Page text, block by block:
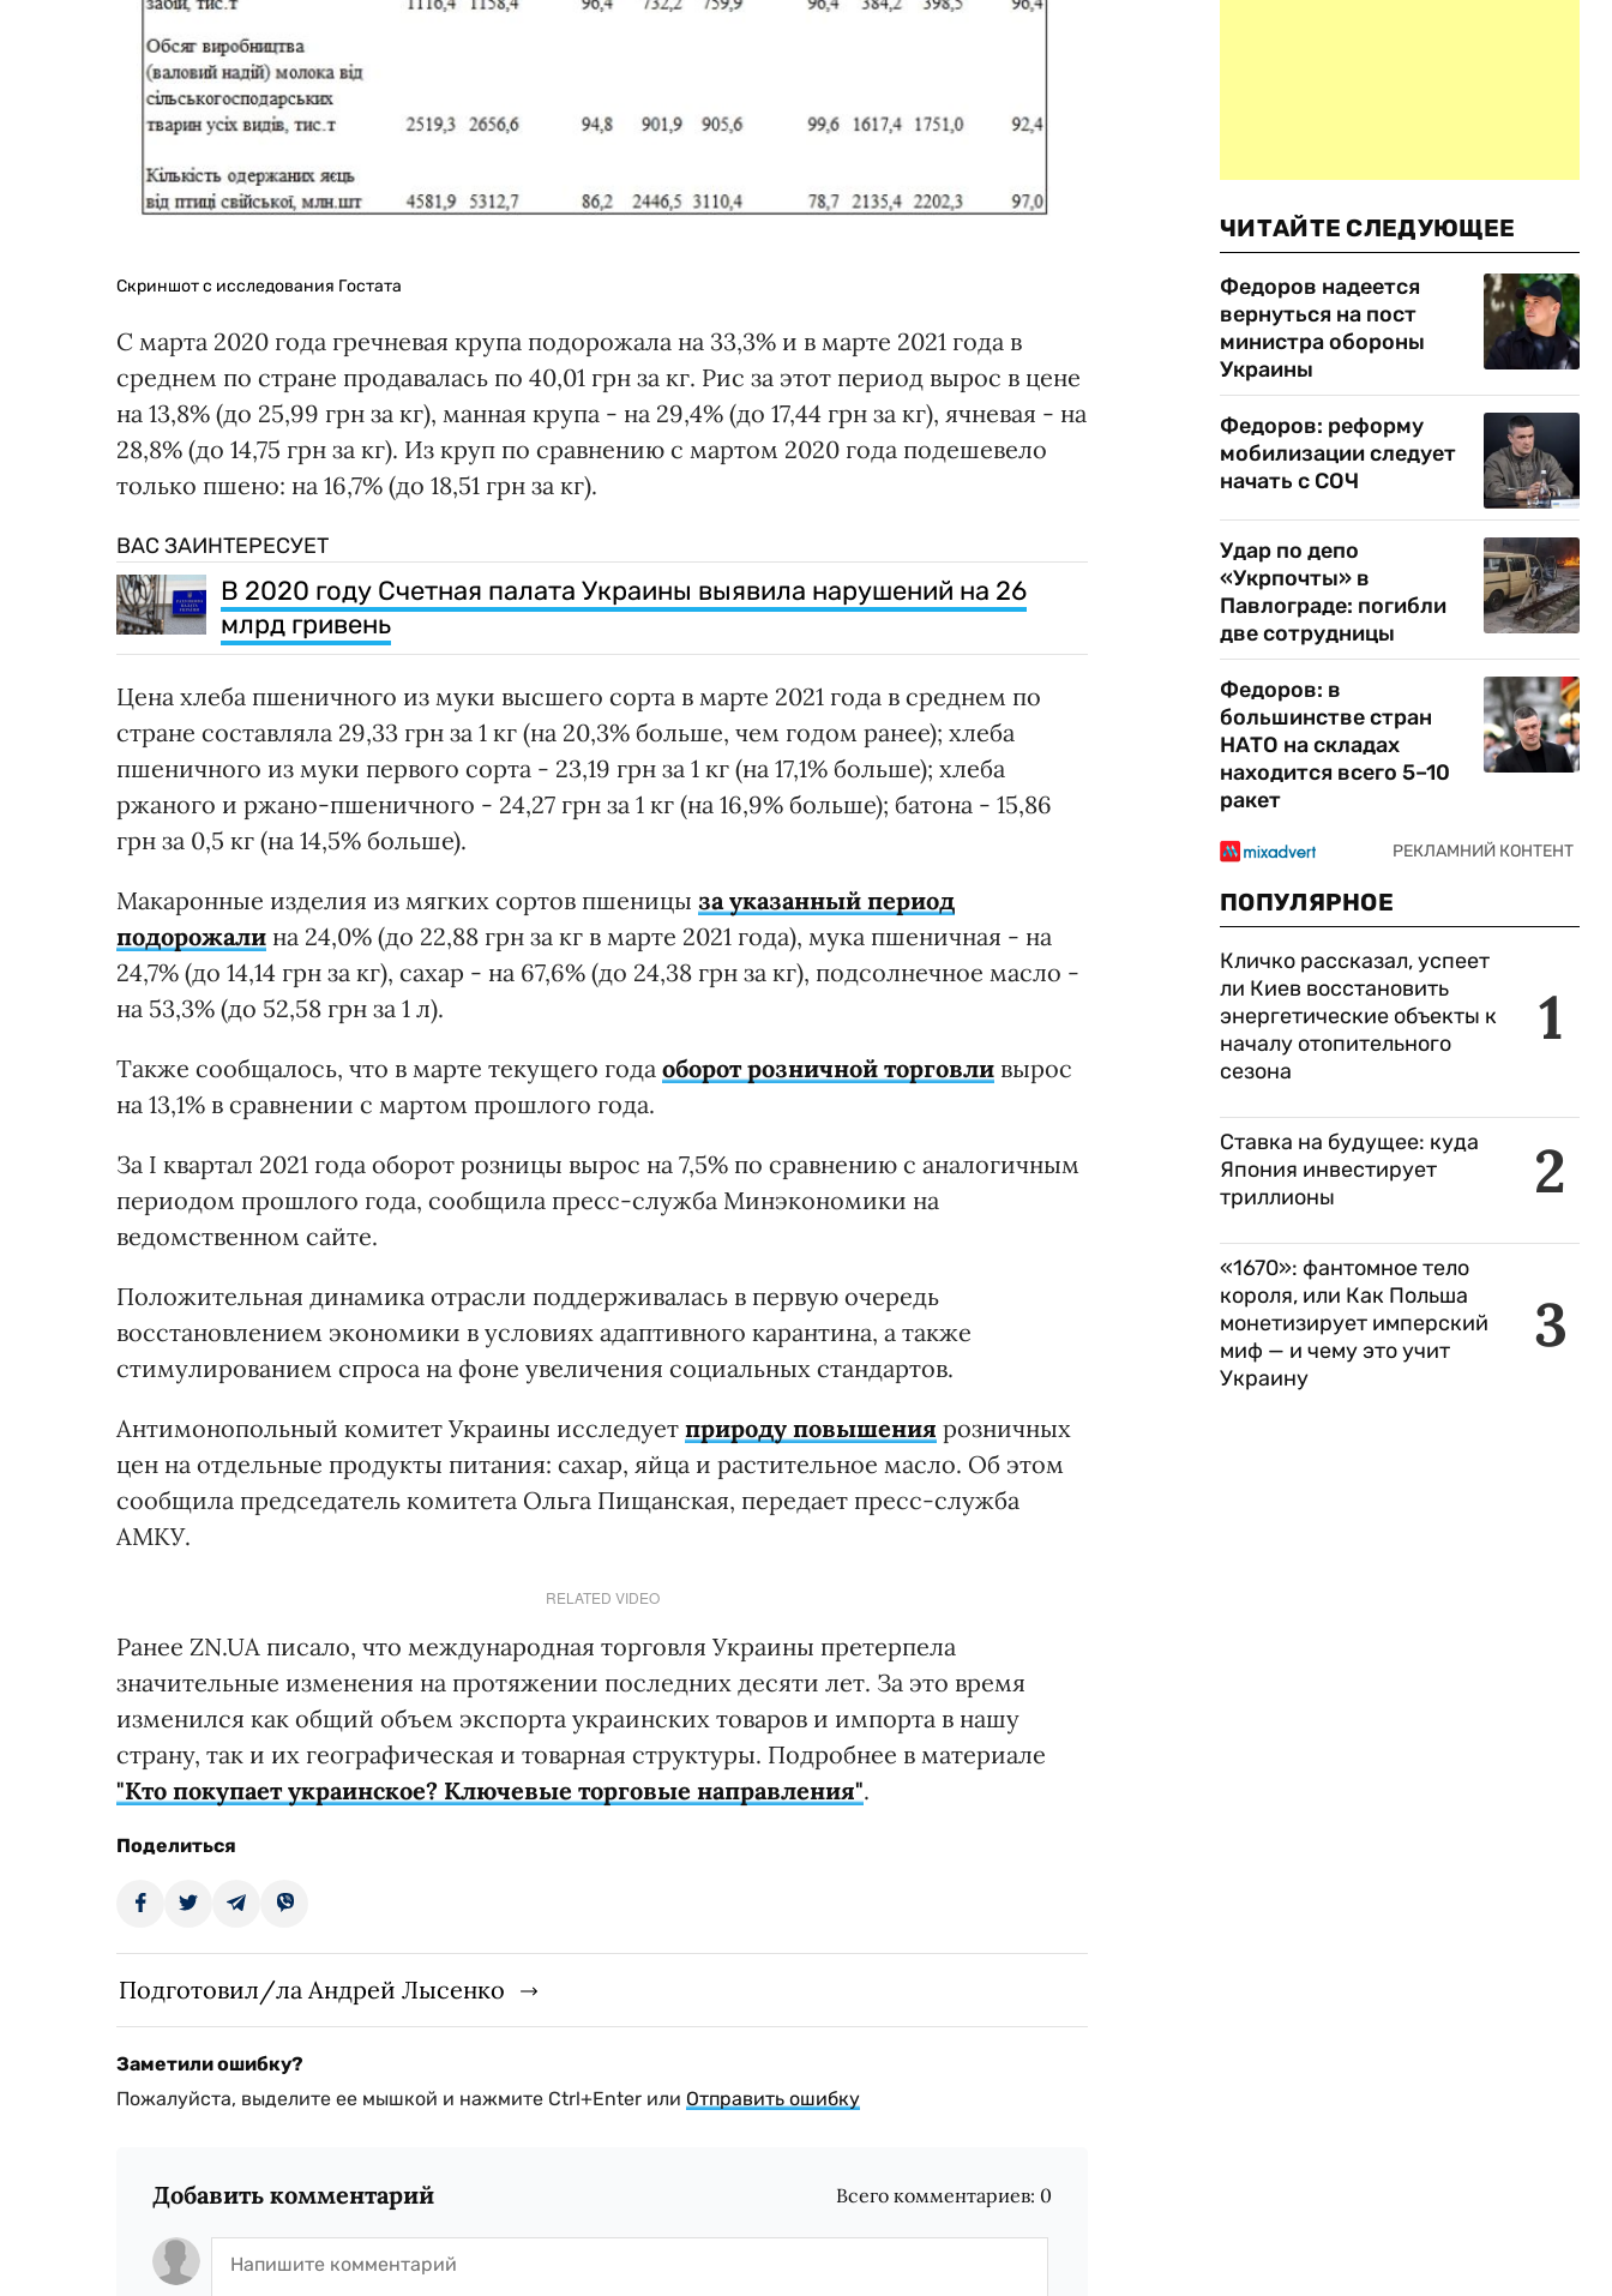
Скриншот с исследования Гостата
С марта 2020 года гречневая крупа подорожала на 33,3% и в марте 2021 года в
среднем по стране продавалась по 40,01 грн за кг. Рис за этот период вырос в цене
на 13,8% (до 25,99 грн за кг), манная крупа - на 29,4% (до 17,44 грн за кг), ячневая - на
28,8% (до 14,75 грн за кг). Из круп по сравнению с мартом 2020 года подешевело
только пшено: на 16,7% (до 18,51 грн за кг).
ВАС ЗАИНТЕРЕСУЕТ
В 2020 году Счетная палата Украины выявила нарушений на 26
млрд гривень
Цена хлеба пшеничного из муки высшего сорта в марте 2021 года в среднем по
стране составляла 29,33 грн за 1 кг (на 20,3% больше, чем годом ранее); хлеба
пшеничного из муки первого сорта - 23,19 грн за 1 кг (на 17,1% больше); хлеба
ржаного и ржано-пшеничного - 24,27 грн за 1 кг (на 16,9% больше); батона - 15,86
грн за 0,5 кг (на 14,5% больше).
Макаронные изделия из мягких сортов пшеницы за указанный период
подорожали на 24,0% (до 22,88 грн за кг в марте 2021 года), мука пшеничная - на
24,7% (до 14,14 грн за кг), сахар - на 67,6% (до 24,38 грн за кг), подсолнечное масло -
на 53,3% (до 52,58 грн за 1 л).
Также сообщалось, что в марте текущего года оборот розничной торговли вырос
на 13,1% в сравнении с мартом прошлого года.
За I квартал 2021 года оборот розницы вырос на 7,5% по сравнению с аналогичным
периодом прошлого года, сообщила пресс-служба Минэкономики на
ведомственном сайте.
Положительная динамика отрасли поддерживалась в первую очередь
восстановлением экономики в условиях адаптивного карантина, а также
стимулированием спроса на фоне увеличения социальных стандартов.
Антимонопольный комитет Украины исследует природу повышения розничных
цен на отдельные продукты питания: сахар, яйца и растительное масло. Об этом
сообщила председатель комитета Ольга Пищанская, передает пресс-служба
АМКУ.
RELATED VIDEO
Ранее ZN.UA писало, что международная торговля Украины претерпела
значительные изменения на протяжении последних десяти лет. За это время
изменился как общий объем экспорта украинских товаров и импорта в нашу
страну, так и их географическая и товарная структуры. Подробнее в материале
"Кто покупает украинское? Ключевые торговые направления".
Поделиться
Подготовил/ла Андрей Лысенко
Заметили ошибку?
Пожалуйста, выделите ее мышкой и нажмите Ctrl+Enter или Отправить ошибку
Добавить комментарий Всего комментариев: 0
ЧИТАЙТЕ СЛЕДУЮЩЕЕ
Федоров надеется
вернуться на пост
министра обороны
Украины
Федоров: реформу
мобилизации следует
начать с СОЧ
Удар по депо
«Укрпочты» в
Павлограде: погибли
две сотрудницы
Федоров: в
большинстве стран
НАТО на складах
находится всего 5–10
ракет
ПОПУЛЯРНОЕ
1
Кличко рассказал, успеет
ли Киев восстановить
энергетические объекты к
началу отопительного
сезона
2
Ставка на будущее: куда
Япония инвестирует
триллионы
3
«1670»: фантомное тело
короля, или Как Польша
монетизирует имперский
миф — и чему это учит
Украину